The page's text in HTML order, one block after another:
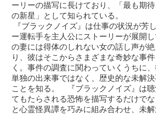
報
と
込
過
去
行
事
ーリーの描写に長けており、「最も期
の新星」として知られている。
『ブラックノイズ』は仕事の状況が芳
ー運転手を主 人公にストーリーが展開
の妻には得体のしれない女の話し声が
り、彼はそこからさまざまな奇妙な事件
く。事件の調査に関わっていくうちに
単独の出来事ではなく、歴史的な未解
ことを知る。
『ブラックノイズ』は聴
てもたらされる恐怖を描写するだけで
と心霊怪異譚を巧みに組み合わせ、未